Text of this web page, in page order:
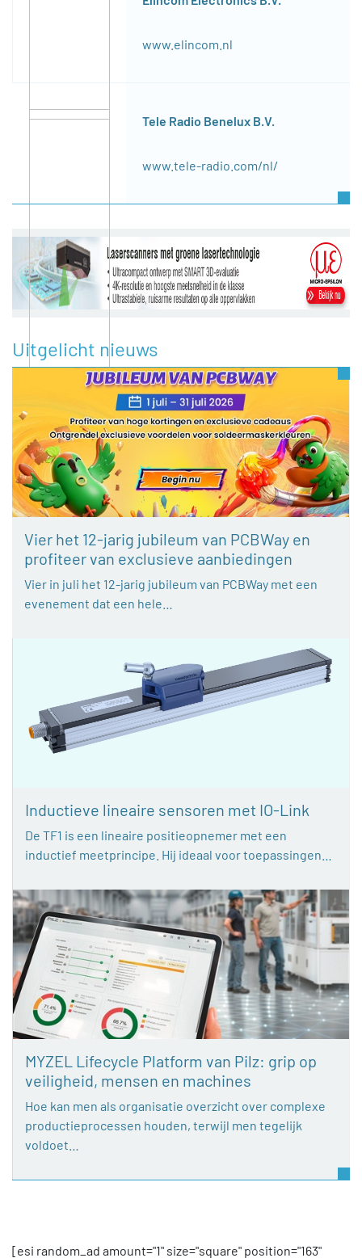
www.elincom.nl
Tele Radio Benelux B.V.
www.tele-radio.com/nl/
Uitgelicht nieuws
Vier het 12-jarig jubileum van PCBWay en
profiteer van exclusieve aanbiedingen
Vier in juli het 12-jarig jubileum van PCBWay met een
evenement dat een hele…
Inductieve lineaire sensoren met IO-Link
De TF1 is een lineaire positieopnemer met een
inductief meetprincipe. Hij ideaal voor toepassingen…
MYZEL Lifecycle Platform van Pilz: grip op
veiligheid, mensen en machines
Hoe kan men als organisatie overzicht over complexe
productieprocessen houden, terwijl men tegelijk
voldoet…
[esi random_ad amount="1" size="square" position="163"